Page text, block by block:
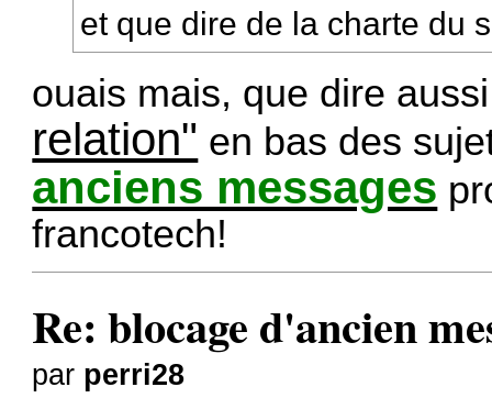
et que dire de la charte du
ouais mais, que dire
relation" en bas des
anciens messages
francotech!
Re: blocage d'ancien
par perri28